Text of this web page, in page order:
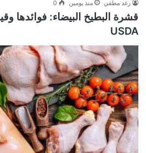
رغد مطفي منذ يومين 0
قشرة البطيخ البيضاء: فوائدها
USDA